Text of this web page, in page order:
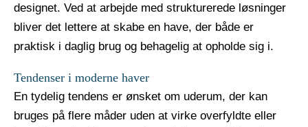
designet. Ved at arbejde med strukturerede løsninger
bliver det lettere at skabe en have, der både er
praktisk i daglig brug og behagelig at opholde sig i.
Tendenser i moderne haver
En tydelig tendens er ønsket om uderum, der kan
bruges på flere måder uden at virke overfyldte eller